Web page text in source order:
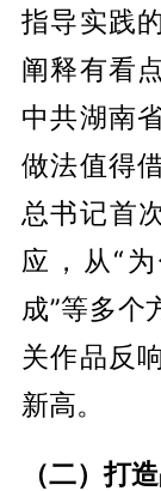
指导实践
阐释有看
中共湖南
做法值得
总书记首
应，从“
成”等多个
关作品反
新高。
（二）打